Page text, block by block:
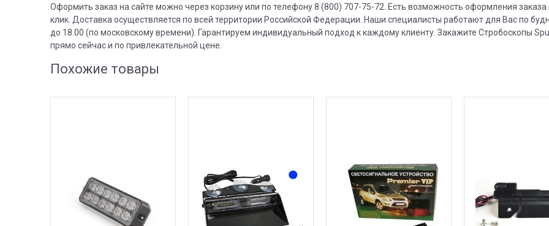
Оформить заказ на сайте можно через корзину или по телефону 8 (800) 707-75-72. Есть возможность оформления заказа
клик. Доставка осуществляется по всей территории Российской Федерации. Наши специалисты работают для Вас по
до 18.00 (по московскому времени). Гарантируем индивидуальный подход к каждому клиенту. Закажите Стробоскопы
прямо сейчас и по привлекательной цене.
Похожие товары